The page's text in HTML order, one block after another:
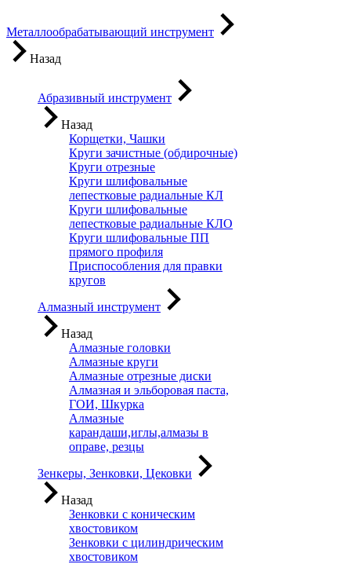
Металлообрабатывающий инструмент
Назад
Абразивный инструмент
Назад
Корщетки, Чашки
Круги зачистные (обдирочные)
Круги отрезные
Круги шлифовальные
лепестковые радиальные КЛ
Круги шлифовальные
лепестковые радиальные КЛО
Круги шлифовальные ПП
прямого профиля
Приспособления для правки
кругов
Алмазный инструмент
Назад
Алмазные головки
Алмазные круги
Алмазные отрезные диски
Алмазная и эльборовая паста,
ГОИ, Шкурка
Алмазные
карандаши,иглы,алмазы в
оправе, резцы
Зенкеры, Зенковки, Цековки
Назад
Зенковки с коническим
хвостовиком
Зенковки с цилиндрическим
хвостовиком